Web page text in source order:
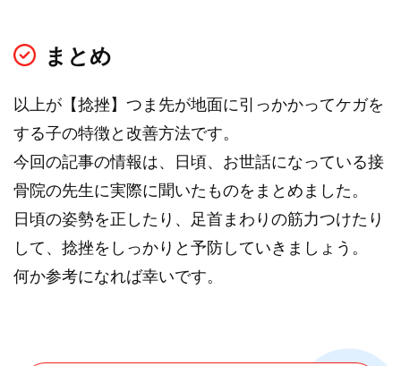
まとめ
以上が【捻挫】つま先が地面に引っかかってケガを
する子の特徴と改善方法です。
今回の記事の情報は、日頃、お世話になっている接
骨院の先生に実際に聞いたものをまとめました。
日頃の姿勢を正したり、足首まわりの筋力つけたり
して、捻挫をしっかりと予防していきましょう。
何か参考になれば幸いです。